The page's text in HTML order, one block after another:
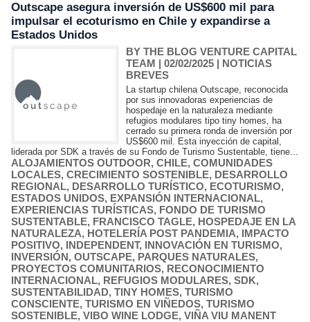
Outscape asegura inversión de US$600 mil para
impulsar el ecoturismo en Chile y expandirse a
Estados Unidos
BY THE BLOG VENTURE CAPITAL
TEAM | 02/02/2025 | NOTICIAS
BREVES
La startup chilena Outscape, reconocida
por sus innovadoras experiencias de
hospedaje en la naturaleza mediante
refugios modulares tipo tiny homes, ha
cerrado su primera ronda de inversión por
US$600 mil. Esta inyección de capital,
liderada por SDK a través de su Fondo de Turismo Sustentable, tiene...
ALOJAMIENTOS OUTDOOR, CHILE, COMUNIDADES
LOCALES, CRECIMIENTO SOSTENIBLE, DESARROLLO
REGIONAL, DESARROLLO TURÍSTICO, ECOTURISMO,
ESTADOS UNIDOS, EXPANSIÓN INTERNACIONAL,
EXPERIENCIAS TURÍSTICAS, FONDO DE TURISMO
SUSTENTABLE, FRANCISCO TAGLE, HOSPEDAJE EN LA
NATURALEZA, HOTELERÍA POST PANDEMIA, IMPACTO
POSITIVO, INDEPENDENT, INNOVACIÓN EN TURISMO,
INVERSIÓN, OUTSCAPE, PARQUES NATURALES,
PROYECTOS COMUNITARIOS, RECONOCIMIENTO
INTERNACIONAL, REFUGIOS MODULARES, SDK,
SUSTENTABILIDAD, TINY HOMES, TURISMO
CONSCIENTE, TURISMO EN VIÑEDOS, TURISMO
SOSTENIBLE, VIBO WINE LODGE, VIÑA VIU MANENT